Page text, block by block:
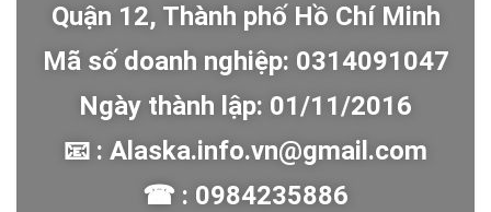
Quận 12, Thành phố Hồ Chí Minh
Mã số doanh nghiệp: 0314091047
Ngày thành lập: 01/11/2016
📧 : Alaska.info.vn@gmail.com
☎ : 0984235886